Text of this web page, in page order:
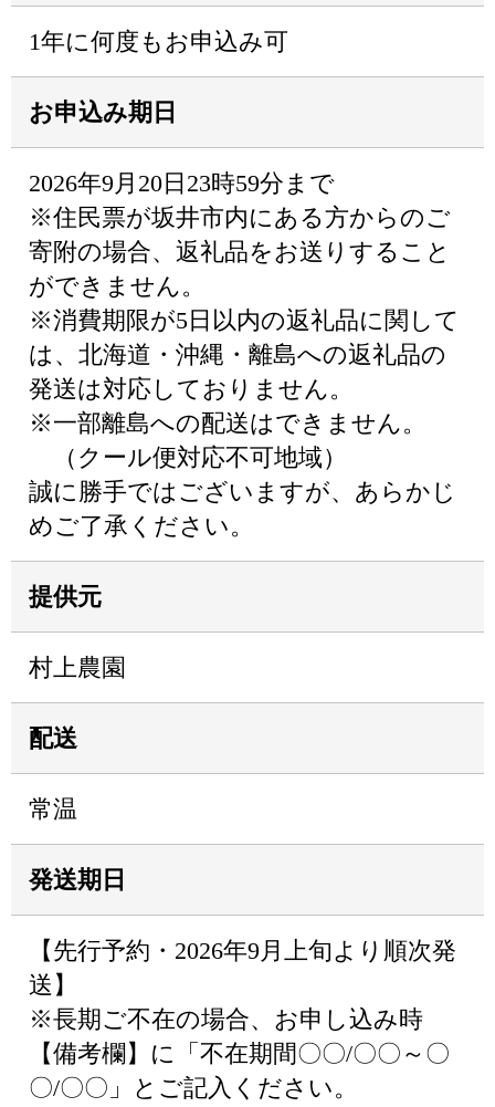
1年に何度もお申込み可
お申込み期日
2026年9月20日23時59分まで
※住民票が坂井市内にある方からのご
寄附の場合、返礼品をお送りすること
ができません。
※消費期限が5日以内の返礼品に関して
は、北海道・沖縄・離島への返礼品の
発送は対応しておりません。
※一部離島への配送はできません。
（クール便対応不可地域）
誠に勝手ではございますが、あらかじ
めご了承ください。
提供元
村上農園
配送
常温
発送期日
【先行予約・2026年9月上旬より順次発
送】
※長期ご不在の場合、お申し込み時
【備考欄】に「不在期間〇〇/〇〇～〇
〇/〇〇」とご記入ください。